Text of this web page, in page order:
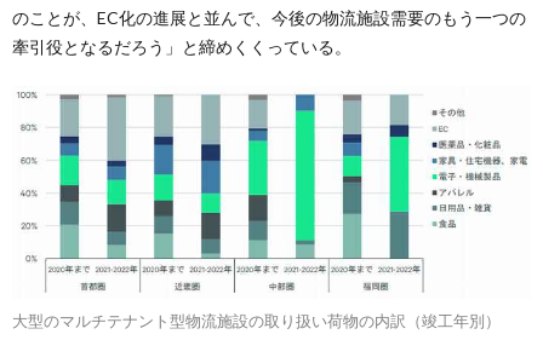
のことが、EC化の進展と並んで、今後の物流施設需要のもう一つの
牽引役となるだろう」と締めくくっている。
大型のマルチテナント型物流施設の取り扱い荷物の内訳（竣工年別）